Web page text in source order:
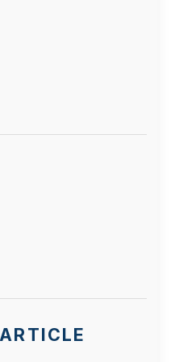
refus du dépôt de
exprimé, afin de
Si vous souhaitez
vous devez nous